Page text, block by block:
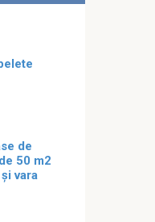
de
50 m2
vara